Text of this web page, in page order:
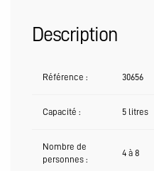
Description
Référence : 30656
Capacité : 5 litres
Nombre de
personnes :
4 à 8